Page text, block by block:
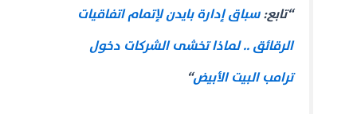
“تابع:سباق إدارة بايدن لإتمام اتفاقيات
الرقائق .. لماذا تخشى الشركات دخول
ترامب البيت الأبيض“